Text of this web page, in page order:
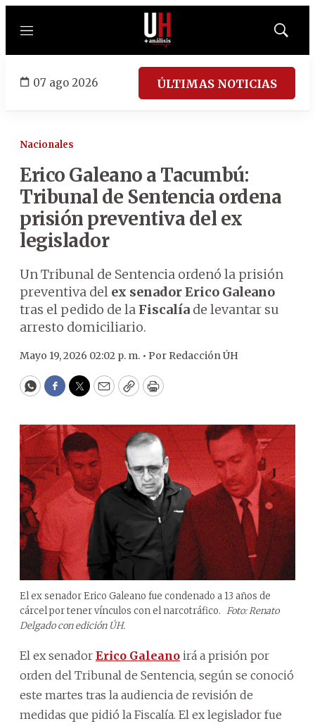
Menú
Mostrar
07 ago 2026 ÚLTIMAS NOTICIAS
Nacionales
Erico Galeano a Tacumbú:
Tribunal de Sentencia ordena
prisión preventiva del ex
legislador
Un Tribunal de Sentencia ordenó la prisión
preventiva del ex senador Erico Galeano
tras el pedido de la Fiscalía de levantar su
arresto domiciliario.
Mayo 19, 2026 02:02 p. m. • Por Redacción ÚH
WhatsApp
Facebook
Twitter
EmailCopyPrint
El ex senador Erico Galeano fue condenado a 13 años de
cárcel por tener vínculos con el narcotráfico. Foto: Renato
Delgado con edición ÚH.
El ex senador Erico Galeano irá a prisión por
orden del Tribunal de Sentencia, según se conoció
este martes tras la audiencia de revisión de
medidas que pidió la Fiscalía. El ex legislador fue